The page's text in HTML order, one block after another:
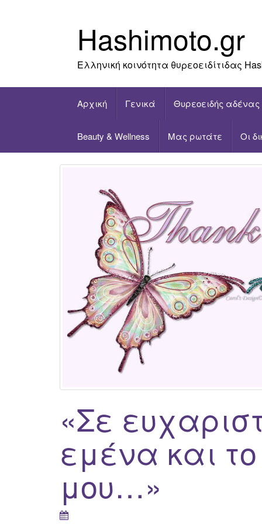
Hashimoto.gr
Ελληνική κοινότητα θυρεοειδίτιδας
Αρχική Γενικά Θυρεοειδής αδένας
Beauty & Wellness Μας ρωτάτε Οι
«Σε
εμένα και
μου…»